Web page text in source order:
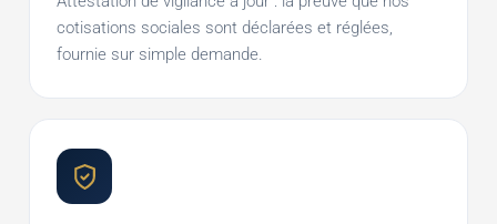
cotisations sociales sont déclarées et réglées,
fournie sur simple demande.